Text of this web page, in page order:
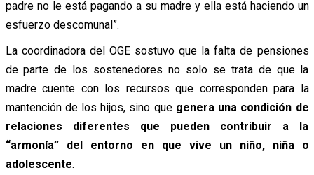
padre no le está pagando a su madre y ella está haciendo un
esfuerzo descomunal”.
La coordinadora del OGE sostuvo que la falta de pensiones
de parte de los sostenedores no solo se trata de que la
madre cuente con los recursos que corresponden para la
mantención de los hijos, sino que genera una condición de
relaciones diferentes que pueden contribuir a la
“armonía” del entorno en que vive un niño, niña o
adolescente.